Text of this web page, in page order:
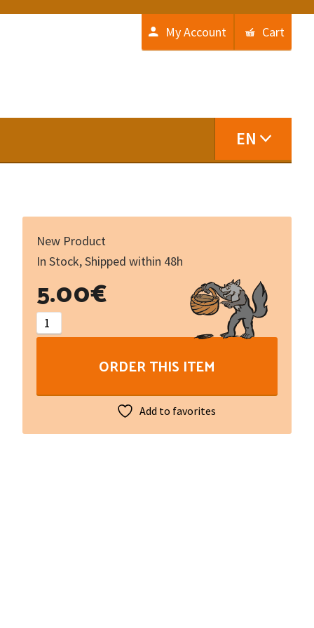
My Account Cart
EN
New Product
In Stock, Shipped within 48h
5.00€
tu
joues
quantity
ORDER THIS ITEM
Add to favorites